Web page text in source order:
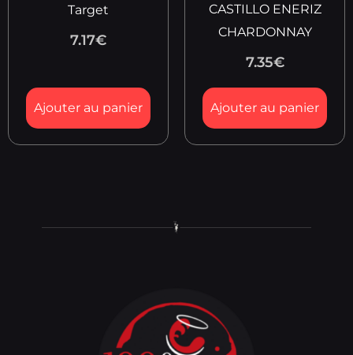
Target
7.17€
Ajouter au panier
CASTILLO ENERIZ
CHARDONNAY
7.35€
Ajouter au panier